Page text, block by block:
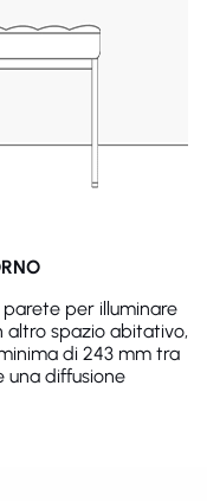
per illuminare
altro spazio abitativo,
di 243 mm tra
una diffusione